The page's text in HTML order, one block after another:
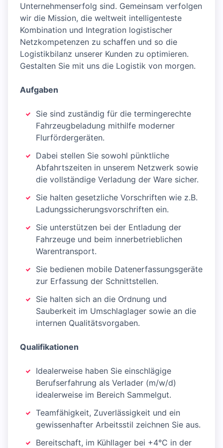
Unternehmenserfolg sind. Gemeinsam verfolgen
wir die Mission, die weltweit intelligenteste
Kombination und Integration logistischer
Netzkompetenzen zu schaffen und so die
Logistikbilanz unserer Kunden zu optimieren.
Gestalten Sie mit uns die Logistik von morgen.
Aufgaben
Sie sind zuständig für die termingerechte
Fahrzeugbeladung mithilfe moderner
Flurfördergeräten.
Dabei stellen Sie sowohl pünktliche
Abfahrtszeiten in unserem Netzwerk sowie
die vollständige Verladung der Ware sicher.
Sie halten gesetzliche Vorschriften wie z.B.
Ladungssicherungsvorschriften ein.
Sie unterstützen bei der Entladung der
Fahrzeuge und beim innerbetrieblichen
Warentransport.
Sie bedienen mobile Datenerfassungsgeräte
zur Erfassung der Schnittstellen.
Sie halten sich an die Ordnung und
Sauberkeit im Umschlaglager sowie an die
internen Qualitätsvorgaben.
Qualifikationen
Idealerweise haben Sie einschlägige
Berufserfahrung als Verlader (m/w/d)
idealerweise im Bereich Sammelgut.
Teamfähigkeit, Zuverlässigkeit und ein
gewissenhafter Arbeitsstil zeichnen Sie aus.
Bereitschaft, im Kühllager bei +4°C in der